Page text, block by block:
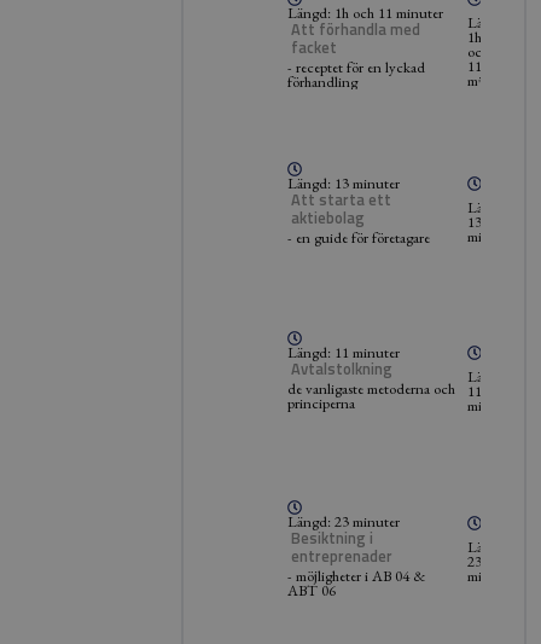
Längd: 1h och 11 minuter
Att förhandla med
facket
- receptet för en lyckad
förhandling
Längd:
1h
och
11
minuter
Längd: 13 minuter
Att starta ett
aktiebolag
- en guide för företagare
Längd:
13
minuter
Längd: 11 minuter
Avtalstolkning
de vanligaste metoderna och
principerna
Längd:
11
minuter
Längd: 23 minuter
Besiktning i
entreprenader
- möjligheter i AB 04 &
ABT 06
Längd:
23
minuter